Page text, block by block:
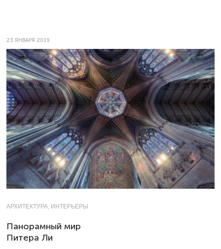
23 ЯНВАРЯ 2019
АРХИТЕКТУРА, ИНТЕРЬЕРЫ
Панорамный мир
Питера Ли